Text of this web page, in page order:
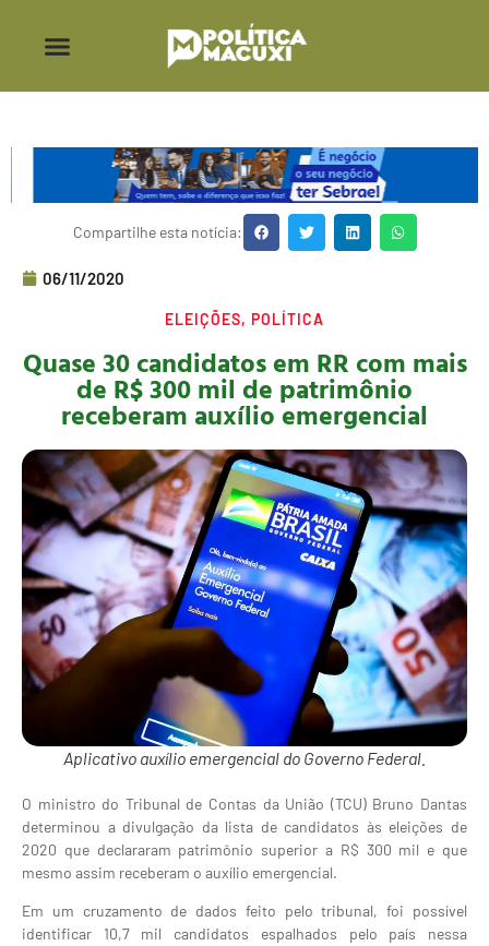
Compartilhe esta notícia:
06/11/2020
ELEIÇÕES, POLÍTICA
Quase 30 candidatos em RR com mais
de R$ 300 mil de patrimônio
receberam auxílio emergencial
Aplicativo auxílio emergencial do Governo Federal.
O ministro do Tribunal de Contas da União (TCU) Bruno Dantas
determinou a divulgação da lista de candidatos às eleições de
2020 que declararam patrimônio superior a R$ 300 mil e que
mesmo assim receberam o auxílio emergencial.
Em um cruzamento de dados feito pelo tribunal, foi possível
identificar 10,7 mil candidatos espalhados pelo país nessa